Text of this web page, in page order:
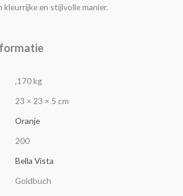
kleurrijke en stijlvolle manier.
,170 kg
23 × 23 × 5 cm
Oranje
200
Bella Vista
Goldbuch